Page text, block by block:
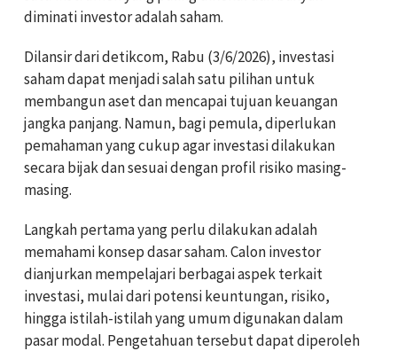
diminati investor adalah saham.
Dilansir dari detikcom, Rabu (3/6/2026), investasi
saham dapat menjadi salah satu pilihan untuk
membangun aset dan mencapai tujuan keuangan
jangka panjang. Namun, bagi pemula, diperlukan
pemahaman yang cukup agar investasi dilakukan
secara bijak dan sesuai dengan profil risiko masing-
masing.
Langkah pertama yang perlu dilakukan adalah
memahami konsep dasar saham. Calon investor
dianjurkan mempelajari berbagai aspek terkait
investasi, mulai dari potensi keuntungan, risiko,
hingga istilah-istilah yang umum digunakan dalam
pasar modal. Pengetahuan tersebut dapat diperoleh